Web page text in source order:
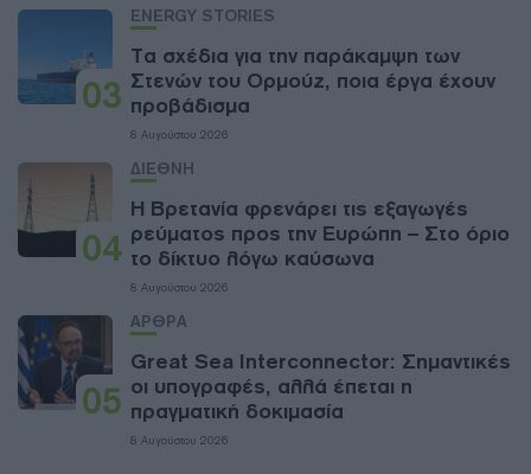
03
ENERGY STORIES
Τα σχέδια για την παράκαμψη των
Στενών του Ορμούζ, ποια έργα έχουν
προβάδισμα
8 Αυγούστου 2026
04
ΔΙΕΘΝΗ
Η Βρετανία φρενάρει τις εξαγωγές
ρεύματος προς την Ευρώπη – Στο όριο
το δίκτυο λόγω καύσωνα
8 Αυγούστου 2026
05
ΑΡΘΡΑ
Great Sea Interconnector: Σημαντικές
οι υπογραφές, αλλά έπεται η
πραγματική δοκιμασία
8 Αυγούστου 2026